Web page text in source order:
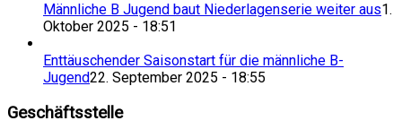
Männliche B Jugend baut Niederlagenserie weiter aus1.
Oktober 2025 - 18:51
Enttäuschender Saisonstart für die männliche B-
Jugend22. September 2025 - 18:55
Geschäftsstelle